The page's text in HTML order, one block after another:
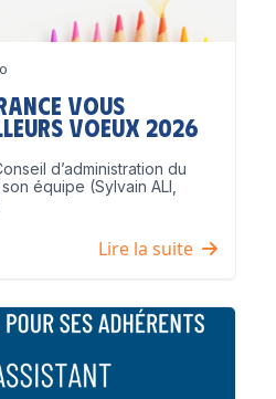
vous
voeux 2026
d’administration du
son équipe (Sylvain ALI,
Lire la suite